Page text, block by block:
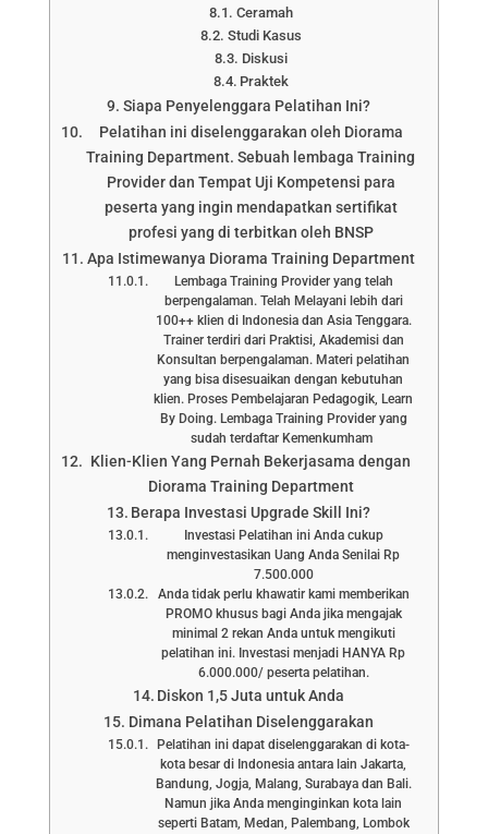
Ceramah
Studi Kasus
Diskusi
Praktek
Siapa Penyelenggara Pelatihan Ini?
Pelatihan ini diselenggarakan oleh Diorama
Training Department. Sebuah lembaga Training
Provider dan Tempat Uji Kompetensi para
peserta yang ingin mendapatkan sertifikat
profesi yang di terbitkan oleh BNSP
Apa Istimewanya Diorama Training Department
Lembaga Training Provider yang telah
berpengalaman. Telah Melayani lebih dari
100++ klien di Indonesia dan Asia Tenggara.
Trainer terdiri dari Praktisi, Akademisi dan
Konsultan berpengalaman. Materi pelatihan
yang bisa disesuaikan dengan kebutuhan
klien. Proses Pembelajaran Pedagogik, Learn
By Doing. Lembaga Training Provider yang
sudah terdaftar Kemenkumham
Klien-Klien Yang Pernah Bekerjasama dengan
Diorama Training Department
Berapa Investasi Upgrade Skill Ini?
Investasi Pelatihan ini Anda cukup
menginvestasikan Uang Anda Senilai Rp
7.500.000
Anda tidak perlu khawatir kami memberikan
PROMO khusus bagi Anda jika mengajak
minimal 2 rekan Anda untuk mengikuti
pelatihan ini. Investasi menjadi HANYA Rp
6.000.000/ peserta pelatihan.
Diskon 1,5 Juta untuk Anda
Dimana Pelatihan Diselenggarakan
Pelatihan ini dapat diselenggarakan di kota-
kota besar di Indonesia antara lain Jakarta,
Bandung, Jogja, Malang, Surabaya dan Bali.
Namun jika Anda menginginkan kota lain
seperti Batam, Medan, Palembang, Lombok